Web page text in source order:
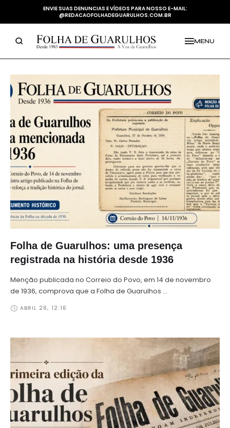
ENVIE SUAS DENUNCIAS E VÍDEOS PARA NOSSO E-MAIL:
@REDACAOFOLHADEGUARULHOS.COM.BR
MENU
Folha de Guarulhos: uma presença
registrada na história desde 1936
Menção publicada no Correio do Povo, em 14 de novembro
de 1936, comprova que a Folha de Guarulhos …
ABRIL 26, 12:16